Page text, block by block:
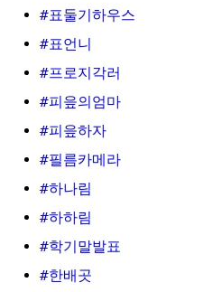
#표둘기하우스
#표언니
#프로지각러
#피읖의엄마
#피읖하자
#필름카메라
#하나림
#하하림
#학기말발표
#한배곳